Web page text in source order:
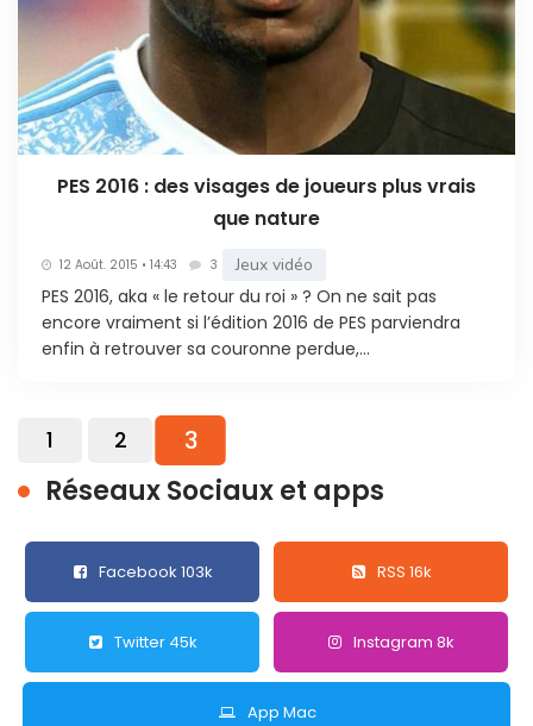
PES 2016 : des visages de joueurs plus vrais
que nature
12 Août. 2015 • 14:43 3 Jeux vidéo
PES 2016, aka « le retour du roi » ? On ne sait pas
encore vraiment si l’édition 2016 de PES parviendra
enfin à retrouver sa couronne perdue,...
1 2 3
Réseaux Sociaux et apps
Facebook 103k RSS 16k
Twitter 45k Instagram 8k
App Mac